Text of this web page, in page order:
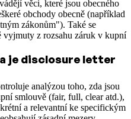
věci, které jsou obecného
obchody obecně (například
zákonům"). Také se
vyjmuty z rozsahu záruk v kupní
je disclosure letter
analýzou toho, zda jsou
smlouvě (fair, full, clear atd.),
a relevantní ke specifickým